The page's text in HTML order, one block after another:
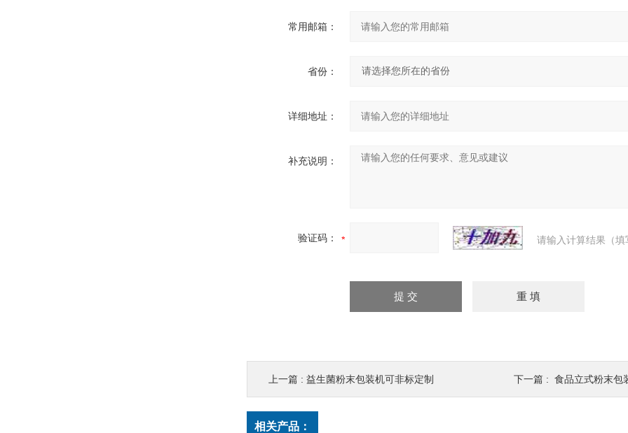
常用邮箱：
省份：
详细地址：
补充说明：
验证码： 请输入计算结果（
上一篇 : 益生菌粉末包装机可非标定制 下一篇 : 食品立式粉末包
相关产品：